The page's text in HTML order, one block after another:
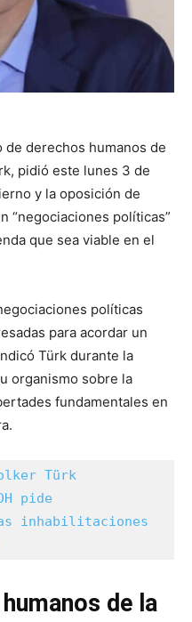
de derechos humanos de
pidió este lunes 3 de
y la oposición de
“negociaciones políticas”
que sea viable en el
políticas
para acordar un
Türk durante la
organismo sobre la
fundamentales en
Türk
pide
inhabilitaciones
de la